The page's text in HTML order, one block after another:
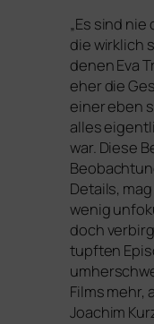
„Es sind nie
die wirk­lich
denen Eva
eher die
einer eben
alles
war. Diese
Details,
wenig
doch
tupf­ten
Films mehr,
Joachim